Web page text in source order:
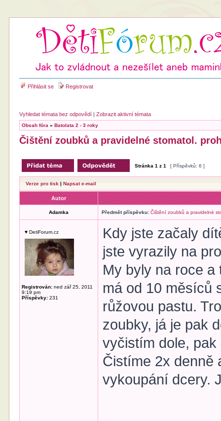
Přihlásit se Registrovat
Vyhledat témata bez odpovědí |Zobrazit aktivní témata
Obsah fóra »Batolata 2 - 3 roky
Čištění zoubků a pravidelné stomatol.
Stránka1 z1 [ Příspěvků: 6 ]
Verze pro tisk |Napsat e-mail
Autor
Adamka Předmět příspěvku: Čištění zoubků a pravidelné
♥ DetiForum.cz
Registrován: ned zář 25, 2011
9:19 pm
Příspěvky: 231
Kdy jste začaly
jste vyrazily na
My byly na roce
má od 10 měsíců
růžovou pastu.
zoubky, já je pak
vyčistím dole,
Čistíme 2x denně
vykoupání dcery.